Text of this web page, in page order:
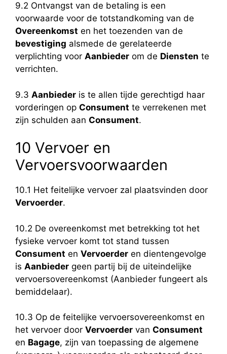
9.2 Ontvangst van de betaling is een
voorwaarde voor de totstandkoming van de
Overeenkomst en het toezenden van de
bevestiging alsmede de gerelateerde
verplichting voor Aanbieder om de Diensten te
verrichten.
9.3 Aanbieder is te allen tijde gerechtigd haar
vorderingen op Consument te verrekenen met
zijn schulden aan Consument.
10 Vervoer en
Vervoersvoorwaarden
10.1 Het feitelijke vervoer zal plaatsvinden door
Vervoerder.
10.2 De overeenkomst met betrekking tot het
fysieke vervoer komt tot stand tussen
Consument en Vervoerder en dientengevolge
is Aanbieder geen partij bij de uiteindelijke
vervoersovereenkomst (Aanbieder fungeert als
bemiddelaar).
10.3 Op de feitelijke vervoersovereenkomst en
het vervoer door Vervoerder van Consument
en Bagage, zijn van toepassing de algemene